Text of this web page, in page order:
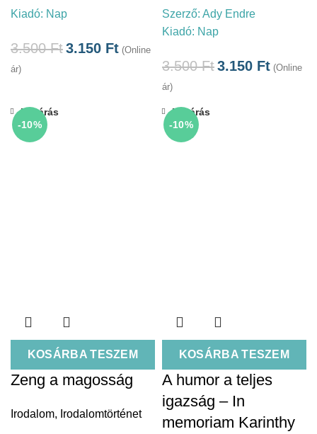
Kiadó: Nap
3.500Ft3.150 Ft (Online
ár)
Szerző: Ady Endre
Kiadó: Nap
3.500Ft3.150 Ft (Online
ár)
-10%
KOSÁRBA TESZEM
Bezárás
Zeng a magosság
Irodalom, Irodalomtörténet
-10%
KOSÁRBA TESZEM
Bezárás
A humor a teljes
igazság – In
memoriam Karinthy